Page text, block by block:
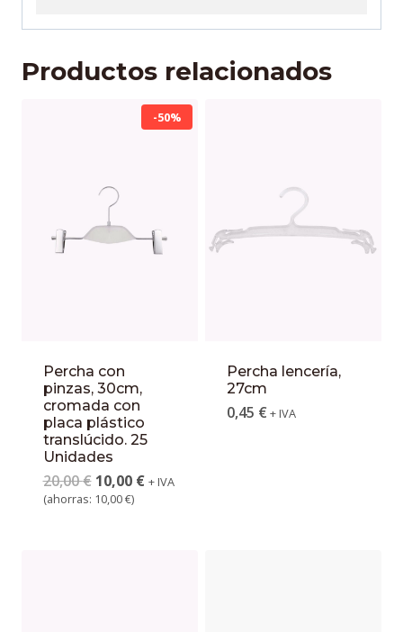
Productos relacionados
-50%
Percha con
pinzas, 30cm,
cromada con
placa plástico
translúcido. 25
Unidades
20,00€ 10,00 € + IVA
(ahorras: 10,00€)
Percha lencería,
27cm
0,45 € + IVA